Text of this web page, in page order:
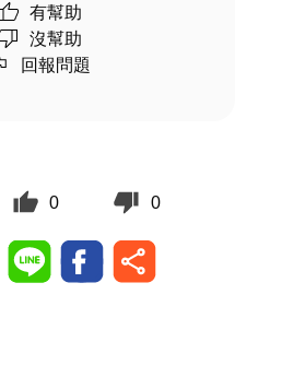
有幫助
沒幫助
回報問題
0 0